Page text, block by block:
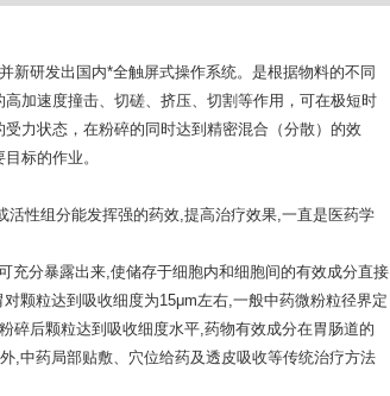
新研发出国内*全触屏式操作系统。是根据物料的不同
加速度撞击、切磋、挤压、切割等作用，可在极短时
力状态，在粉碎的同时达到精密混合（分散）的效
标的作业。
性组分能发挥强的药效,提高治疗效果,一直是医药学
分暴露出来,使储存于细胞内和细胞间的有效成分直接
颗粒达到吸收细度为15μm左右,一般中药微粉粒径界定
碎后颗粒达到吸收细度水平,药物有效成分在胃肠道的
,中药局部贴敷、穴位给药及透皮吸收等传统治疗方法